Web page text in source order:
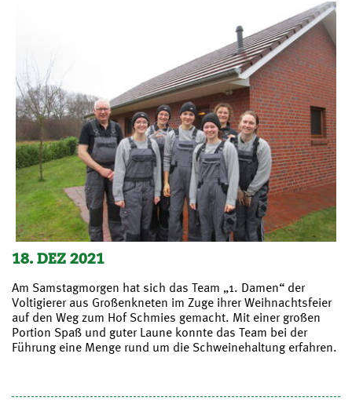
18. DEZ 2021
Am Samstagmorgen hat sich das Team „1. Damen“ der
Voltigierer aus Großenkneten im Zuge ihrer Weihnachtsfeier
auf den Weg zum Hof Schmies gemacht. Mit einer großen
Portion Spaß und guter Laune konnte das Team bei der
Führung eine Menge rund um die Schweinehaltung erfahren.